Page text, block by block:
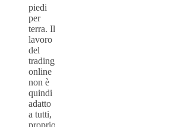
piedi
per
terra. Il
lavoro
del
trading
online
non è
quindi
adatto
a tutti,
proprio